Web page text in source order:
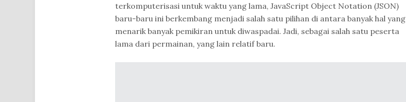
terkomputerisasi untuk waktu yang lama, JavaScript Object Notation (JSON)
baru-baru ini berkembang menjadi salah satu pilihan di antara banyak hal yang
menarik banyak pemikiran untuk diwaspadai. Jadi, sebagai salah satu peserta
lama dari permainan, yang lain relatif baru.